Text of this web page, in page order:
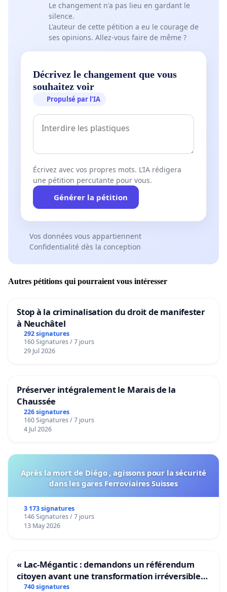
Le changement n'a pas lieu en gardant le
silence.
L'auteur de cette pétition a eu le courage de
ses opinions. Allez-vous faire de même ?
Décrivez le changement que vous
souhaitez voir
Propulsé par l’IA
Écrivez avec vos propres mots. L’IA rédigera
une pétition percutante pour vous.
Générer la pétition
Vos données vous appartiennent
Confidentialité dès la conception
Autres pétitions qui pourraient vous intéresser
Stop à la criminalisation du droit de manifester
à Neuchâtel
292 signatures
160 Signatures / 7 jours
29 Jul 2026
Préserver intégralement le Marais de la
Chaussée
226 signatures
160 Signatures / 7 jours
4 Jul 2026
Après la mort de Diégo , agissons pour la sécurité
dans les gares Ferroviaires Suisses
3 173 signatures
146 Signatures / 7 jours
13 May 2026
« Lac-Mégantic : demandons un référendum
citoyen avant une transformation irréversible
de notre territoire »
740 signatures